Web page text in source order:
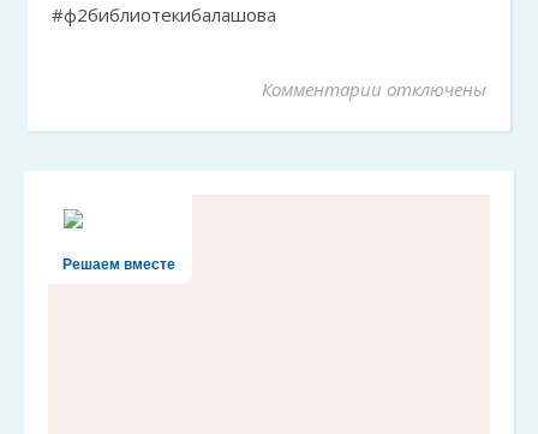
#ф2библиотекибалашова
Комментарии к записи
отключены
Решаем вместе